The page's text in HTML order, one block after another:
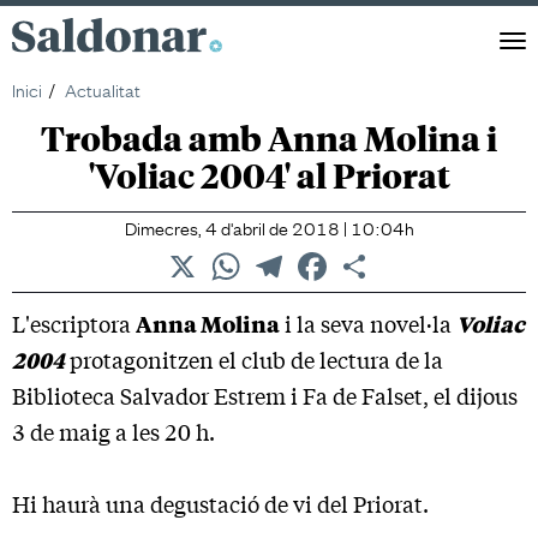
Saldonar
Inici
Actualitat
Trobada amb Anna Molina i
'Voliac 2004' al Priorat
Dimecres, 4 d'abril de 2018 | 10:04h
WhatsAppTelegramFacebook
L'escriptoraAnna Molinai la seva novel·la Voliac
2004protagonitzen el club de lectura de la
Biblioteca Salvador Estrem i Fa de Falset, el dijous
3 de maig a les 20 h.
Hi haurà una degustació de vi del Priorat.